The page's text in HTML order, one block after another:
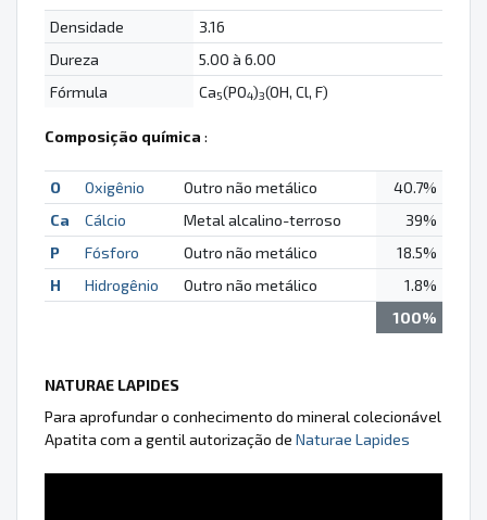
Densidade
3.16
Dureza
5.00 à 6.00
Fórmula
Ca5(PO4)3(OH, Cl, F)
Composição química :
O Oxigênio Outro não metálico
40.7%
Ca
Cálcio Metal alcalino-terroso
39%
P
Fósforo Outro não metálico
18.5%
H
Hidrogênio Outro não metálico
1.8%
100%
NATURAE LAPIDES
Para aprofundar o conhecimento do mineral colecionável
Apatita com a gentil autorização de Naturae Lapides